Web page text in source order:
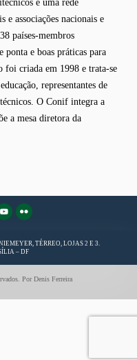
é uma rede
associações nacionais e
países-membros
ponta e boas práticas para
foi criada em 1998 e trata-se
representantes de
O Conif integra a
a mesa diretora da
TÉRREO, LOJAS 2 E 3.
– DF
Por Denis Ferreira